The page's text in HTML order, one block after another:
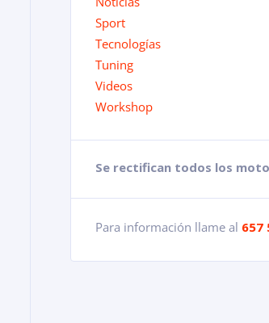
Sport
Tecnologías
Tuning
Videos
Workshop
Se rectifican todos los
Para información llame al 657